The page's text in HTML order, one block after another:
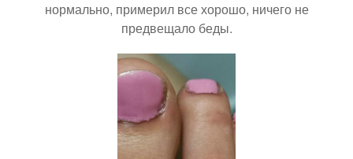
нормально, примерил все хорошо, ничего не
предвещало беды.